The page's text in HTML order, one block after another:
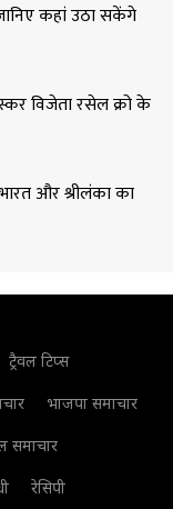
कहां उठा सकेंगे
विजेता रसेल क्रो के
और श्रीलंका का
ट्रैवल टिप्स
भाजपा समाचार
समाचार
रेसिपी